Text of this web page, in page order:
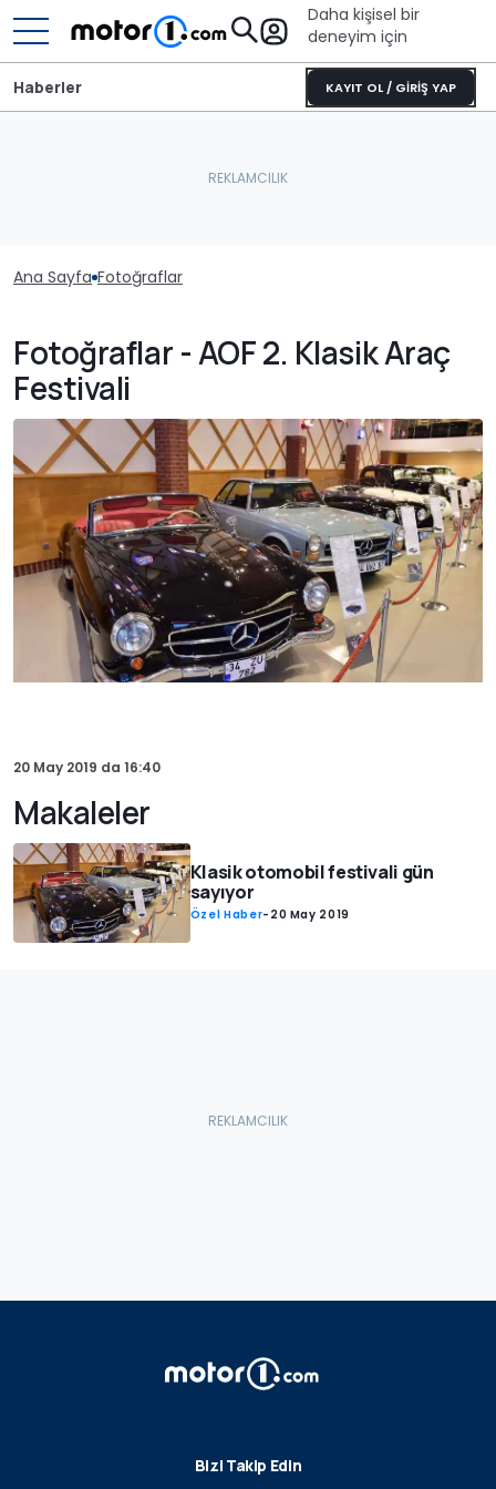
Daha kişisel bir
deneyim için
KAYIT OL / GİRİŞ YAP
Haberler
Ana Sayfa Fotoğraflar
Fotoğraflar - AOF 2. Klasik Araç
Festivali
20 May 2019 da 16:40
Makaleler
Klasik otomobil festivali gün
sayıyor
Özel Haber- 20 May 2019
Bizi Takip Edin